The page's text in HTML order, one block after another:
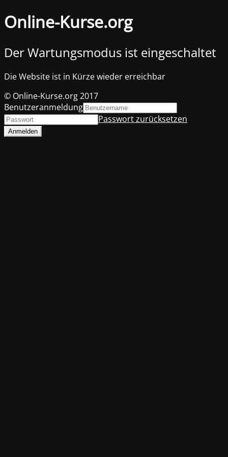
Online-Kurse.org
Der Wartungsmodus ist eingeschaltet
Die Website ist in Kürze wieder erreichbar
© Online-Kurse.org 2017
Benutzeranmeldung
Passwort zurücksetzen